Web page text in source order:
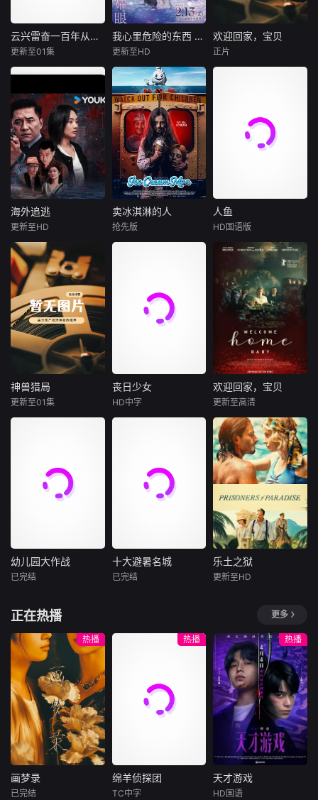
云兴雷奋一百年从陶澍到黄兴
发的社会危机开
始，到1920年中国
共产党成立前夕的
百年中国历史，紧
扣中国从封建改良
走向民主革命的时
代转折，划分思想
启蒙、洋务自救、
维新变法、辛亥革
命四大叙事板块，
史上接续涌现的陶
澍、魏源、曾国
藩、谭嗣同、黄兴
等人才群体层层递
进的救国实践，清
晰展现近代中国从
救王朝、破帝制到
建共和的历史性转
折，折射出近代中
国的深刻变革和中
华传统文化的嬗变
更新。
云兴雷奋一百年从陶澍到黄兴
更新至01集
我心里危险的东西 剧场版
堀江瞬
市川京太郎是个沉
迷于《杀人大百
科》和《解剖图
鉴》这类书籍、中
二病病入膏肓的男
生。就在市川沉浸
于自己安静的世界
时，班上的风云人
物·山田杏奈突然闯
了进来！她在图书
山田难以预测的言
行，市川虽然困惑
不已，却不知不觉
川交谈的过程中，
逐渐对他的存在在
意起来──。 第一
还是笨拙的心意，
两人都一一跨越，
彼此的距离虽然缓
我心里危险的东西 剧场版
更新至HD
欢迎回家，宝贝
一名急诊医生。当
她从奥地利的一家
人那里继承了一栋
时，她踏上了揭开
自己身世之谜的旅
寻最终变成了一场
噩梦般的探索，不
仅揭开了过
欢迎回家，宝贝
正片
海外追逃
林星潼
电诈头目陈一武潜
逃海外实施诈骗犯
罪，为将其引渡回
国，中方海外追逃
组长谭浩天与当地
警方合作，寻找掌
握犯罪证据的证人
芦莉，在芦莉生死
危急时，不惜生命
相救，争取到芦莉
海外追逃
更新至HD
卖冰淇淋的人
现了一位神秘的冰
淇淋小贩，他所供
应的美味冰品让孩
卖冰淇淋的人
抢先版
人鱼
影片讲述了主人公
韩郝（樊少皇饰）
为了营救意外被困
秘密实验室的儿
子，勇往直前，与
不明生物“人鱼”斗
智斗勇，凭借着坚
韧的信念和超群的
智慧带领被困小
队，历经重重危
机。一场紧张刺激
开……
人鱼
HD国语版
神兽猎局
empire, while a sc
rappy team of ani
mal cops r
神兽猎局
更新至01集
丧日少女
eralservicewithhe
rparents,acollege
studentrunsintohe
丧日少女
HD中字
欢迎回家，宝贝
雷努特·舒尔腾·范·艾查特
杰尔蒂·德拉斯尔
朱迪思是柏林的一
名急诊医生。当她
那里继承了一栋房
子，而这家人正是
她在童年时期被送
给的收养家庭时，
她踏上了揭开自己
身世之谜的旅程。
般的探索，不仅揭
开了过去的面纱，
还深入到了她灵魂
深处的黑暗地带。
欢迎回家，宝贝
更新至高清
幼儿园大作战
詹姆斯·科兹莫
两位坚定的父亲展
开一场滑稽的争
夺，争夺让孩子进
入一所精英幼儿
园，最终升级为一
场荒诞的竞争，结
果出乎意料。
幼儿园大作战
已完结
十大避暑名城
宁的丹霞幽谷、龙
或在古堡中藏一缕
清风，或在街巷间
留一隅安逸。它们
事、多元的风情、
慢下来的时光。这
是地理的馈赠，亦
十大避暑名城
已完结
乐土之狱
17岁的英国孤女露
西·格拉德威尔失去
双亲后，遵照遗嘱
漂洋过海，来到热
带海岛上的橡胶种
植园，投奔担任庄
园主的叔叔乔治·休
顿。这片风光旖旎
的乐土看似是新生
的归宿，实则处处
是森严的规则与无
形的枷锁。叔叔的
乐土之狱
更新至HD
正在热播 更多
热播
画梦录
画梦录
已完结
热播
绵羊侦探团
绵羊侦探团
TC中字
热播
天才游戏
天才游戏
HD国语